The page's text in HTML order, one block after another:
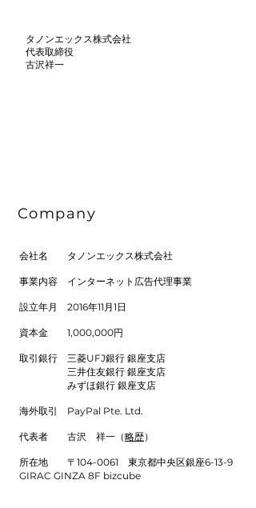
タノンエックス株式会社
代表取締役​
古沢祥一
Company​
会社名 タノンエックス株式会社
事業内容 インターネット広告代理事業
​設立年月 2016年11月1日
資本金 1,000,000円
取引銀行 三菱UFJ銀行 銀座支店
三井住友銀行 銀座支店
みずほ銀行 銀座支店
海外取引 PayPal Pte. Ltd.
代表者 古沢 祥一（略歴）
所在地 〒104-0061 東京都中央区銀座6-13-9
GIRAC GINZA 8F bizcube